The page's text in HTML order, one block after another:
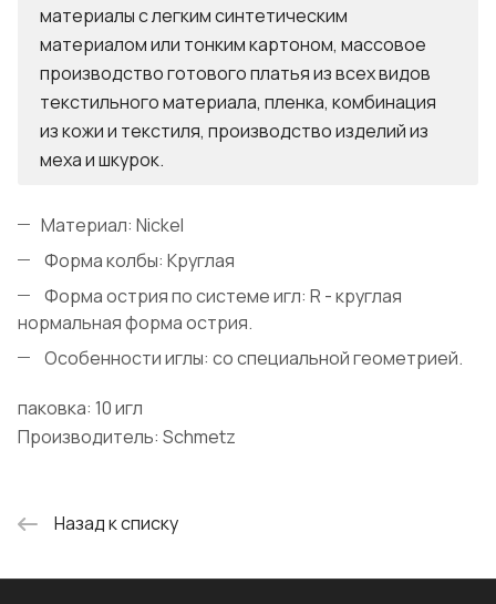
материалы с легким синтетическим
материалом или тонким картоном, массовое
производство готового платья из всех видов
текстильного материала, пленка, комбинация
из кожи и текстиля, производство изделий из
меха и шкурок.
Материал: Nickel
Форма колбы: Круглая
Форма острия по системе игл: R - круглая
нормальная форма острия.
Особенности иглы: со специальной геометрией.
паковка: 10 игл
Производитель: Schmetz
Назад к списку